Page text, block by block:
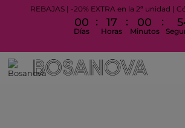
REBAJAS | -20% EXTRA en la 2ª unidad |
00
Días
: 17
Horas
: 00
Minutos
: